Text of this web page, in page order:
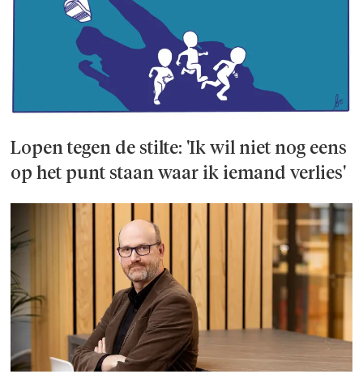
Lopen tegen de stilte: 'Ik wil niet nog eens
op het punt staan waar ik iemand verlies'